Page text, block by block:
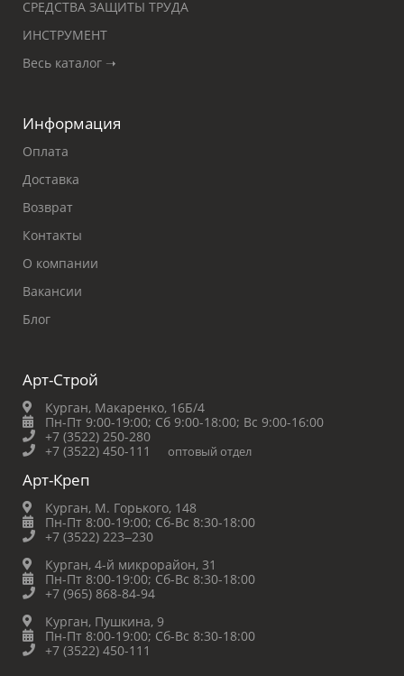
СРЕДСТВА ЗАЩИТЫ ТРУДА
ИНСТРУМЕНТ
Весь каталог ➝
Информация
Оплата
Доставка
Возврат
Контакты
О компании
Вакансии
Блог
Арт-Строй
Курган, Макаренко, 16Б/4
Пн-Пт 9:00-19:00; Сб 9:00-18:00; Вс 9:00-16:00
+7 (3522) 250-280
+7 (3522) 450-111
оптовый отдел
Арт-Креп
Курган, М. Горького, 148
Пн-Пт 8:00-19:00; Сб-Вс 8:30-18:00
+7 (3522) 223‒230
Курган, 4-й микрорайон, 31
Пн-Пт 8:00-19:00; Сб-Вс 8:30-18:00
+7 (965) 868-84-94
Курган, Пушкина, 9
Пн-Пт 8:00-19:00; Сб-Вс 8:30-18:00
+7 (3522) 450-111